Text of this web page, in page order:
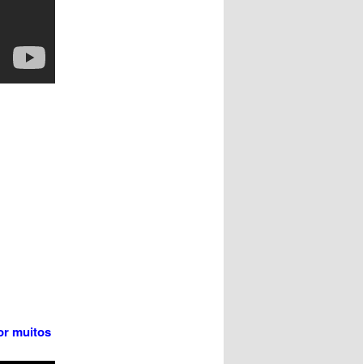
muitos